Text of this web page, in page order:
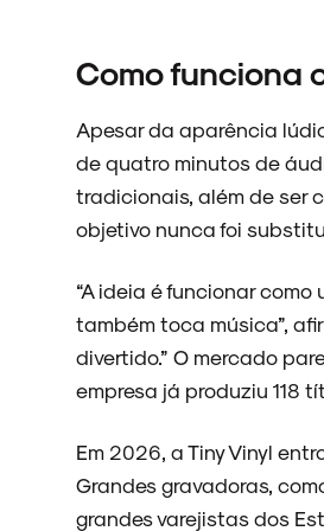
ARQUIVO
Como funciona
Apesar da aparência
de quatro minutos de
tradicionais, além de ser
objetivo nunca foi
“A ideia é funcionar
também toca música”,
divertido.” O mercado
empresa já produziu 118
Em 2026, a Tiny Vinyl
Grandes gravadoras,
grandes varejistas dos